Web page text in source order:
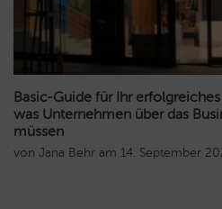
Basic-Guide für Ihr
was Unternehmen über das
müssen
von Jana Behr am 14. September